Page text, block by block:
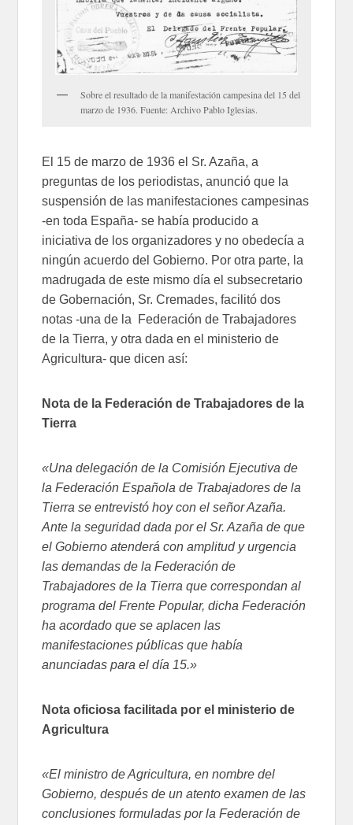
Sobre el resultado de la manifestación campesina del 15 del
marzo de 1936. Fuente: Archivo Pablo Iglesias.
El 15 de marzo de 1936 el Sr. Azaña, a
preguntas de los periodistas, anunció que la
suspensión de las manifestaciones campesinas
-en toda España- se había producido a
iniciativa de los organizadores y no obedecía a
ningún acuerdo del Gobierno. Por otra parte, la
madrugada de este mismo día el subsecretario
de Gobernación, Sr. Cremades, facilitó dos
notas -una de la Federación de Trabajadores
de la Tierra, y otra dada en el ministerio de
Agricultura- que dicen así:
Nota de la Federación de Trabajadores de la
Tierra
«Una delegación de la Comisión Ejecutiva de
la Federación Española de Trabajadores de la
Tierra se entrevistó hoy con el señor Azaña.
Ante la seguridad dada por el Sr. Azaña de que
el Gobierno atenderá con amplitud y urgencia
las demandas de la Federación de
Trabajadores de la Tierra que correspondan al
programa del Frente Popular, dicha Federación
ha acordado que se aplacen las
manifestaciones públicas que había
anunciadas para el día 15.»
Nota oficiosa facilitada por el ministerio de
Agricultura
«El ministro de Agricultura, en nombre del
Gobierno, después de un atento examen de las
conclusiones formuladas por la Federación de